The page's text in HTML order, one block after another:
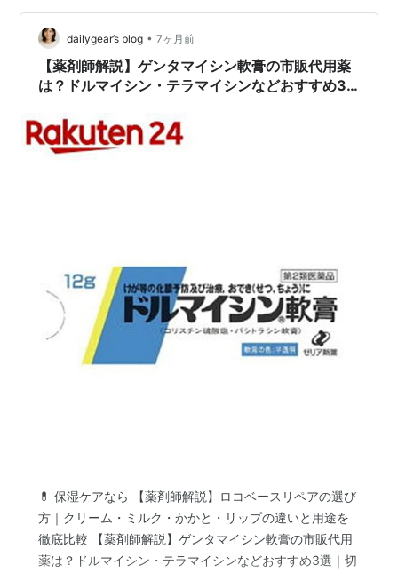
dailygear’s blog • 7ヶ月前
【薬剤師解説】ゲンタマイシン軟膏の市販代用薬
は？ドルマイシン・テラマイシンなどおすすめ3
💊 保湿ケアなら 【薬剤師解説】ロコベースリペアの選び
方｜クリーム・ミルク・かかと・リップの違いと用途を
徹底比較 【薬剤師解説】ゲンタマイシン軟膏の市販代用
薬は？ドルマイシン・テラマイシンなどおすすめ3選｜切